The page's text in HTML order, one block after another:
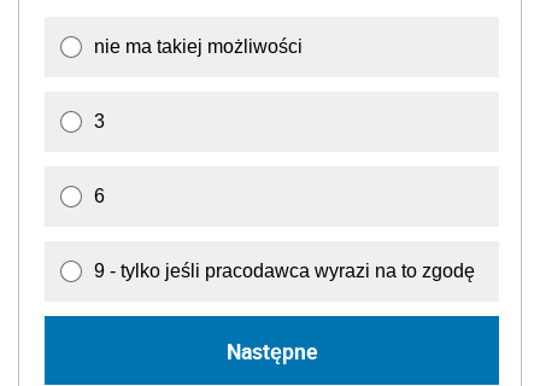
nie ma takiej możliwości
3
6
9 - tylko jeśli pracodawca wyrazi na to zgodę
Następne